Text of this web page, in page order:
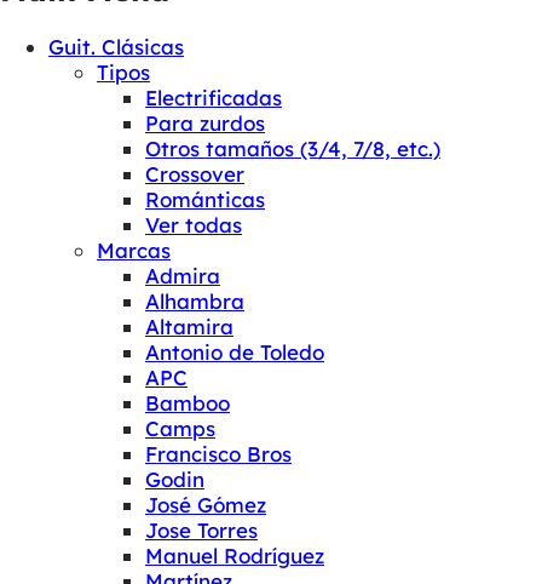
Guit. Clásicas
Tipos
Electrificadas
Para zurdos
Otros tamaños (3/4, 7/8, etc.)
Crossover
Románticas
Ver todas
Marcas
Admira
Alhambra
Altamira
Antonio de Toledo
APC
Bamboo
Camps
Francisco Bros
Godin
José Gómez
Jose Torres
Manuel Rodríguez